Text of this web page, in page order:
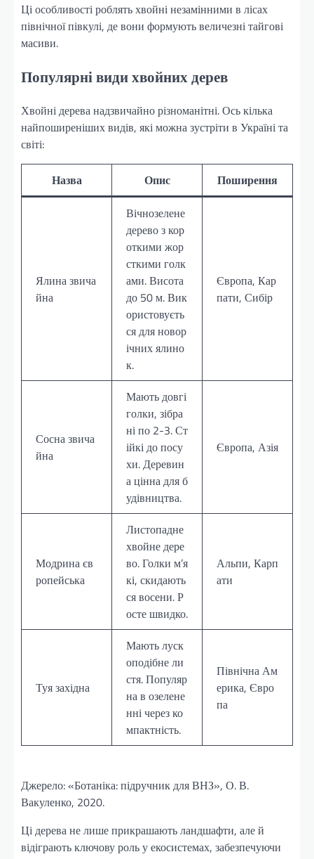
Ці особливості роблять хвойні незамінними в лісах
північної півкулі, де вони формують величезні тайгові
масиви.
Популярні види хвойних дерев
Хвойні дерева надзвичайно різноманітні. Ось кілька
найпоширеніших видів, які можна зустріти в Україні та
світі:
Назва Опис Поширення
Ялина звича
йна
Вічнозелене
дерево з кор
откими жор
сткими голк
ами. Висота
до 50 м. Вик
ористовуєть
ся для новор
ічних ялино
к.
Європа, Кар
пати, Сибір
Сосна звича
йна
Мають довгі
голки, зібра
ні по 2-3. Ст
ійкі до посу
хи. Деревин
а цінна для б
удівництва.
Європа, Азія
Модрина єв
ропейська
Листопадне
хвойне дере
во. Голки м’я
кі, скидають
ся восени. Р
осте швидко.
Альпи, Карп
ати
Туя західна
Мають луск
оподібне ли
стя. Популяр
на в озелене
нні через ко
мпактність.
Північна Ам
ерика, Євро
па
Джерело: «Ботаніка: підручник для ВНЗ», О. В.
Вакуленко, 2020.
Ці дерева не лише прикрашають ландшафти, але й
відіграють ключову роль у екосистемах, забезпечуючи